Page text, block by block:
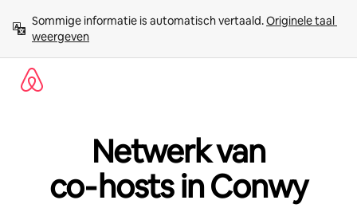
direct
naar
inhoud
Sommige informatie is automatisch vertaald. Originele taal
weergeven
Netwerk van
co‑hosts in Conwy